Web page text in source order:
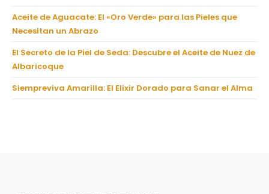
Aceite de Aguacate: El «Oro Verde» para las Pieles que
Necesitan un Abrazo
El Secreto de la Piel de Seda: Descubre el Aceite de Nuez de
Albaricoque
Siempreviva Amarilla: El Elixir Dorado para Sanar el Alma